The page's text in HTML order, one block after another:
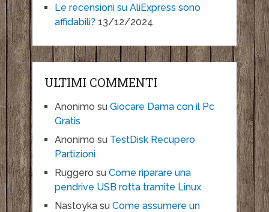
Le recensioni su AliExpress sono
affidabili? 13/12/2024
ULTIMI COMMENTI
Anonimo su Giocare Dama con il Pc
Gratis
Anonimo su TestDisk Recupero
Partizioni
Ruggero su Come riparare una
pendrive USB rotta tramite Linux
Nastoykasu Come assumere un